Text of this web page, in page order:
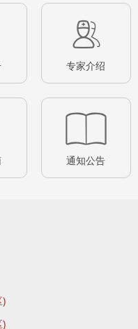
专家介绍
通知公告
)
)